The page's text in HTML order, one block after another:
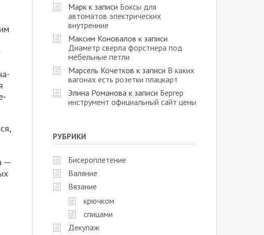
—
Марк к записи Боксы для
автоматов электрических
внутренние
Максим Коновалов к записи
Диаметр сверла форстнера под
мебельные петли
Марсель Кочетков к записи В каких
вагонах есть розетки плацкарт
Элина Романова к записи Бергер
инструмент официальный сайт цены
РУБРИКИ
Бисероплетение
Валяние
Вязание
крючком
спицами
Декупаж